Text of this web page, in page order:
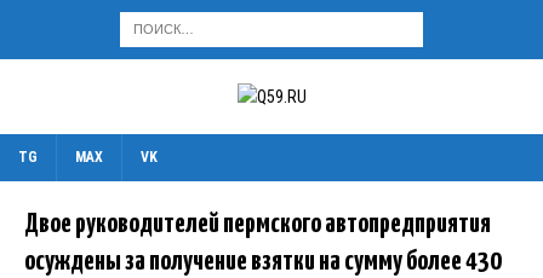
TG MAX VK
Двое руководителей пермского автопредприятия
осуждены за получение взятки на сумму более 430